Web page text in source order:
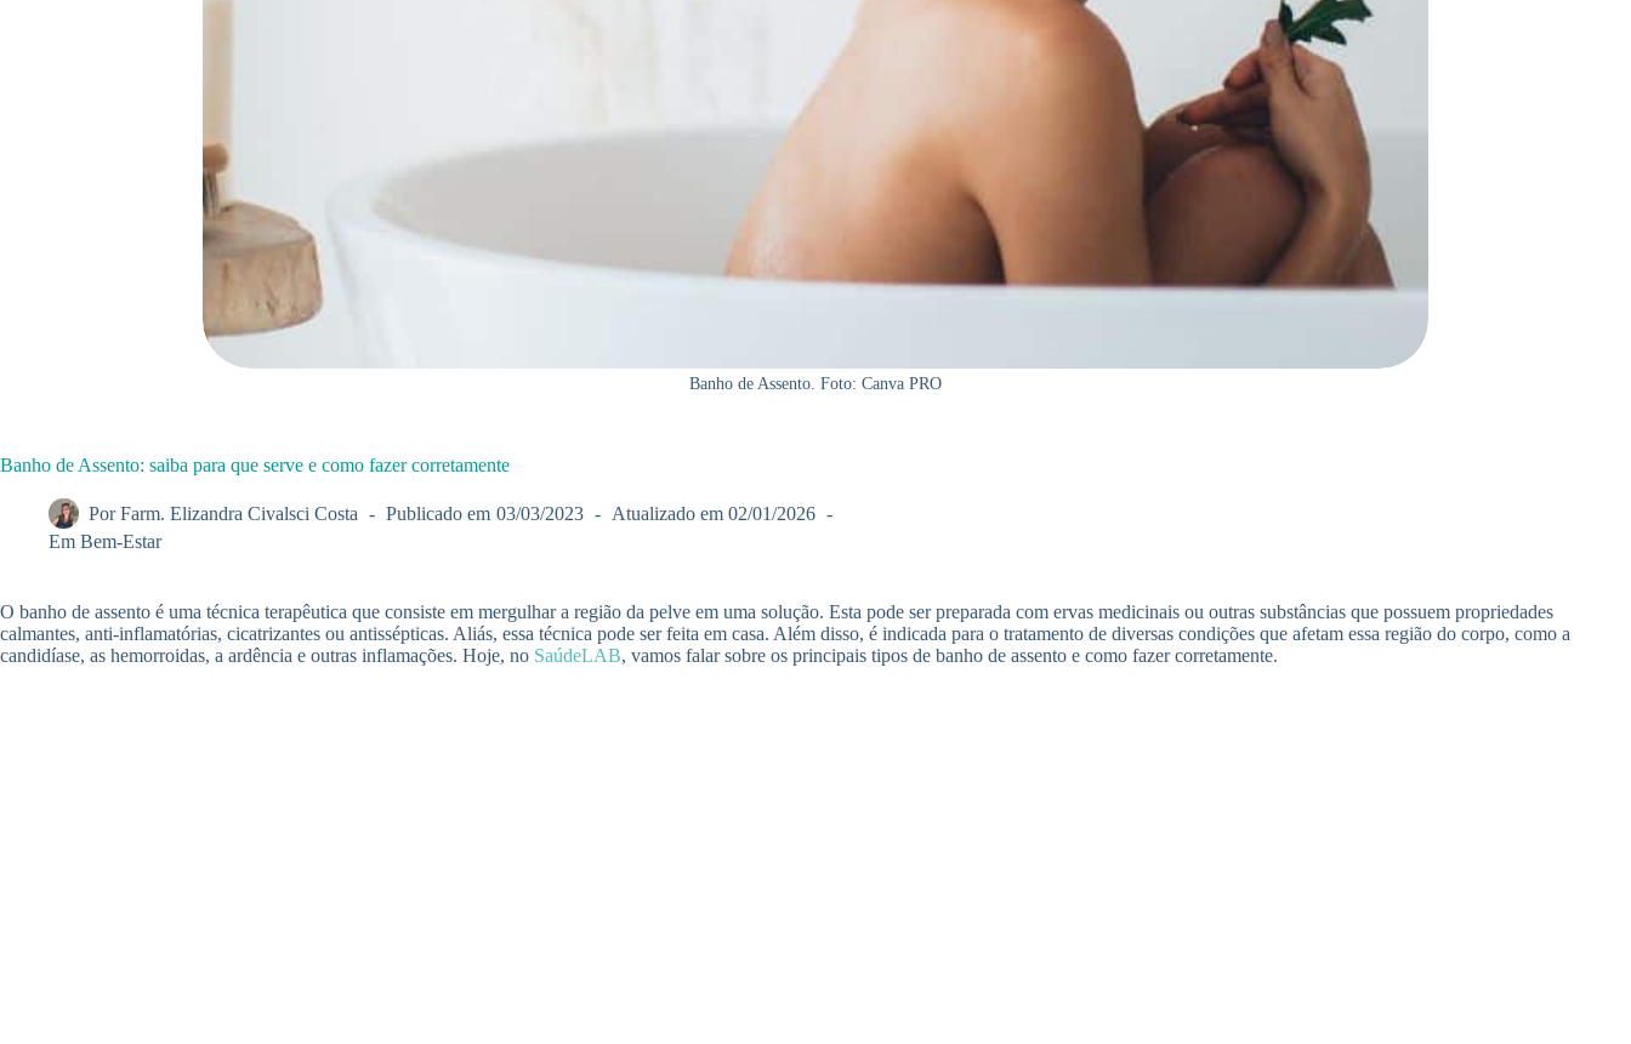
Banho de Assento. Foto: Canva PRO
Banho de Assento: saiba para que serve e como fazer corretamente
Por Farm. Elizandra Civalsci Costa Publicado em 03/03/2023 Atualizado em 02/01/2026
Em Bem-Estar
O banho de assento é uma técnica terapêutica que consiste em mergulhar a região da pelve em uma solução. Esta pode ser preparada com ervas medicinais ou outras substâncias que possuem propriedades
calmantes, anti-inflamatórias, cicatrizantes ou antissépticas. Aliás, essa técnica pode ser feita em casa. Além disso, é indicada para o tratamento de diversas condições que afetam essa região do corpo, como a
candidíase, as hemorroidas, a ardência e outras inflamações. Hoje, no SaúdeLAB, vamos falar sobre os principais tipos de banho de assento e como fazer corretamente.